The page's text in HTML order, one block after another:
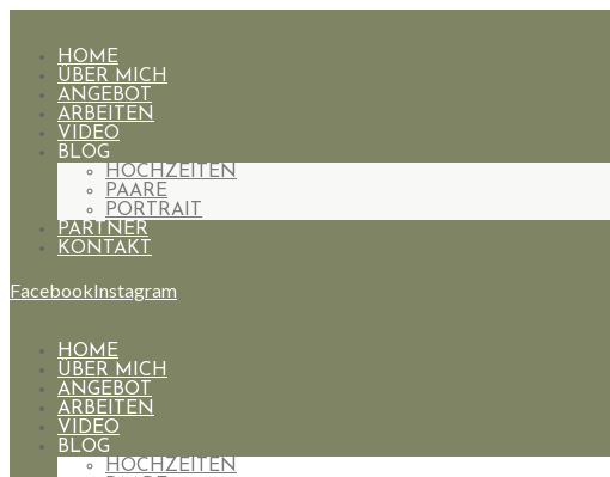
HOME
ÜBER MICH
ANGEBOT
ARBEITEN
VIDEO
BLOG
HOCHZEITEN
PAARE
PORTRAIT
PARTNER
KONTAKT
FacebookInstagram
HOME
ÜBER MICH
ANGEBOT
ARBEITEN
VIDEO
BLOG
HOCHZEITEN